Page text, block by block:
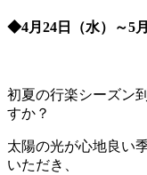
◆4月24日（水）～5月
初夏の行楽シーズン
すか？
太陽の光が心地良い
いただき、